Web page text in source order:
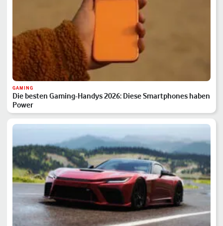
GAMING
Die besten Gaming-Handys 2026: Diese Smartphones haben
Power